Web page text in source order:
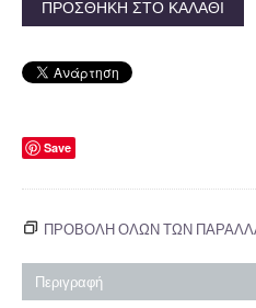
ΠΡΟΣΘΉΚΗ ΣΤΟ ΚΑΛΆΘΙ
Save
ΠΡΟΒΟΛΗ ΟΛΩΝ ΤΩΝ
Περιγραφή